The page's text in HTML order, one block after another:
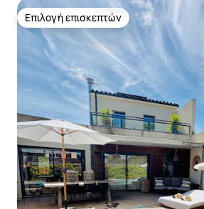
Επιλογή επισκεπτών
Επιλογή επισκεπτών